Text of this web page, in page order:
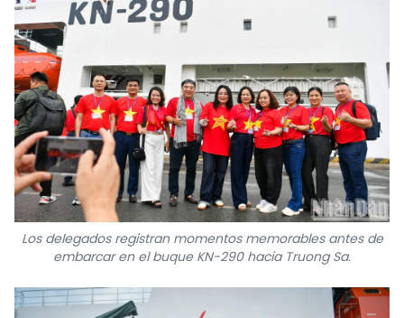
Los delegados registran momentos memorables antes de
embarcar en el buque KN-290 hacia Truong Sa.